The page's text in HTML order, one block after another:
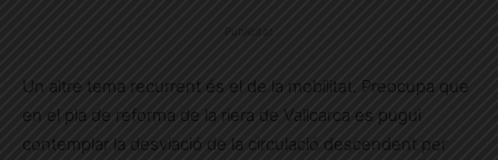
Publicitat
Un altre tema recurrent és el de la mobilitat. Preocupa que
en el pla de reforma de la riera de Vallcarca es pugui
contemplar la desviació de la circulació descendent per